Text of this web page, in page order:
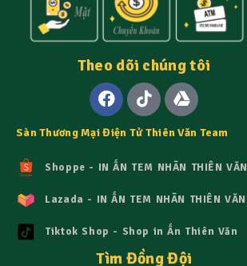
Theo dõi chúng tôi
Sàn Thương Mại Điện Tử Thiên Văn Team
Shoppe - IN ẤN TEM NHÃN THIÊN VĂN
Lazada - IN ẤN TEM NHÃN THIÊN VĂN
Tiktok Shop - Shop in Ấn Thiên Văn
Tìm Đồng Đội